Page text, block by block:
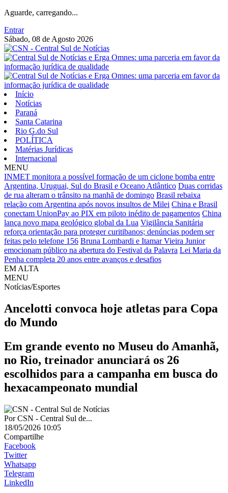
Aguarde, carregando...
Entrar
Sábado, 08 de Agosto 2026
Início
Notícias
Paraná
Santa Catarina
Rio G.do Sul
POLÍTICA
Matérias Jurídicas
Internacional
MENU
INMET monitora a possível formação de um ciclone bomba entre
Argentina, Uruguai, Sul do Brasil e Oceano Atlântico Duas corridas
de rua alteram o trânsito na manhã de domingo Brasil rebaixa
relação com Argentina após novos insultos de Milei China e Brasil
conectam UnionPay ao PIX em piloto inédito de pagamentos China
lança novo mapa geológico global da Lua Vigilância Sanitária
reforça orientação para proteger curitibanos; denúncias podem ser
feitas pelo telefone 156 Bruna Lombardi e Itamar Vieira Junior
emocionam público na abertura do Festival da Palavra Lei Maria da
Penha completa 20 anos entre avanços e desafios
EM ALTA
MENU
Notícias/Esportes
Ancelotti convoca hoje atletas para Copa
do Mundo
Em grande evento no Museu do Amanhã,
no Rio, treinador anunciará os 26
escolhidos para a campanha em busca do
hexacampeonato mundial
PorCSN - Central Sul de...
18/05/2026 10:05
Compartilhe
Facebook
Twitter
Whatsapp
Telegram
LinkedIn